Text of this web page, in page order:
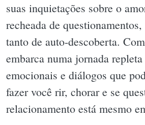
suas inquietações sobre o
recheada de
tanto de auto-descoberta.
embarca numa jornada repleta
emocionais e diálogos que
fazer você rir, chorar e se
relacionamento está mesmo